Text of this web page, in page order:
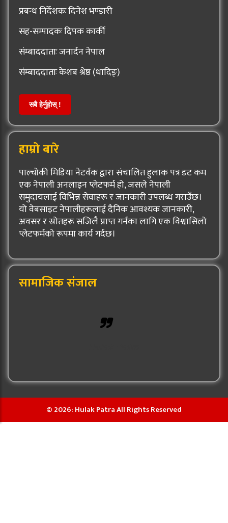
प्रबन्ध निर्देशकः दिनेश भण्डारी
सह-सम्पादकः दिपक कार्की
संम्बाददाताः जनार्दन नेपाल
संम्बाददाताः केशब श्रेष्ठ (धादिङ्)
सबै हेर्नुहोस् !
हाम्रो बारे
पाल्चोकी मिडिया नेटर्वक द्वारा संचालित हुलाक पत्र डट कम
एक नेपाली अनलाइन प्लेटफर्म हो, जसले नेपाली
समुदायलाई विभिन्न सेवाहरू र जानकारी उपलब्ध गराउँछ।
यो वेबसाइट नेपालीहरूलाई दैनिक आवश्यक जानकारी,
अवसर र स्रोतहरू सजिलै प्राप्त गर्नका लागि एक विश्वासिलो
प्लेटफर्मको रूपमा कार्य गर्दछ।
सामाजिक संजाल
© 2026: Hulak Patra All Rights Reserved